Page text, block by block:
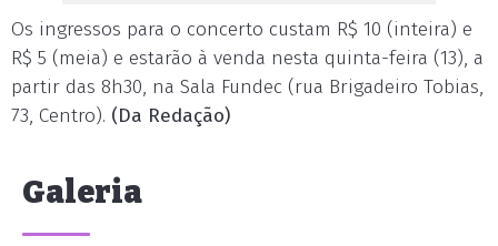
Os ingressos para o concerto custam R$ 10 (inteira) e
R$ 5 (meia) e estarão à venda nesta quinta-feira (13), a
partir das 8h30, na Sala Fundec (rua Brigadeiro Tobias,
73, Centro). (Da Redação)
Galeria